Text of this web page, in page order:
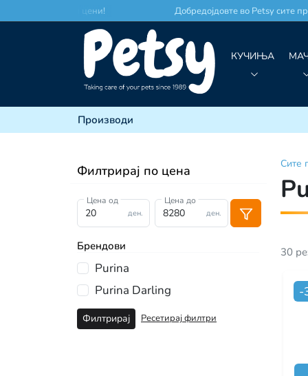
Добредојдовте во Petsy сите
КУЧИЊА
Производи
Филтрирај по цена
ден.
Цена од
ден.
Цена до
Брендови
Purina
Purina Darling
Филтрирај Ресетирај филтри
Сите
30
-